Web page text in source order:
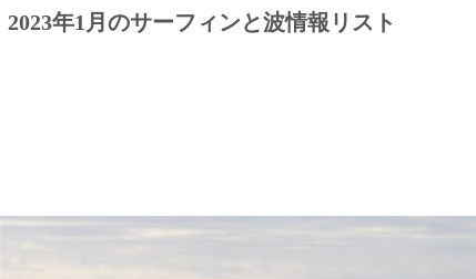
2023年1月のサーフィンと波情報リスト